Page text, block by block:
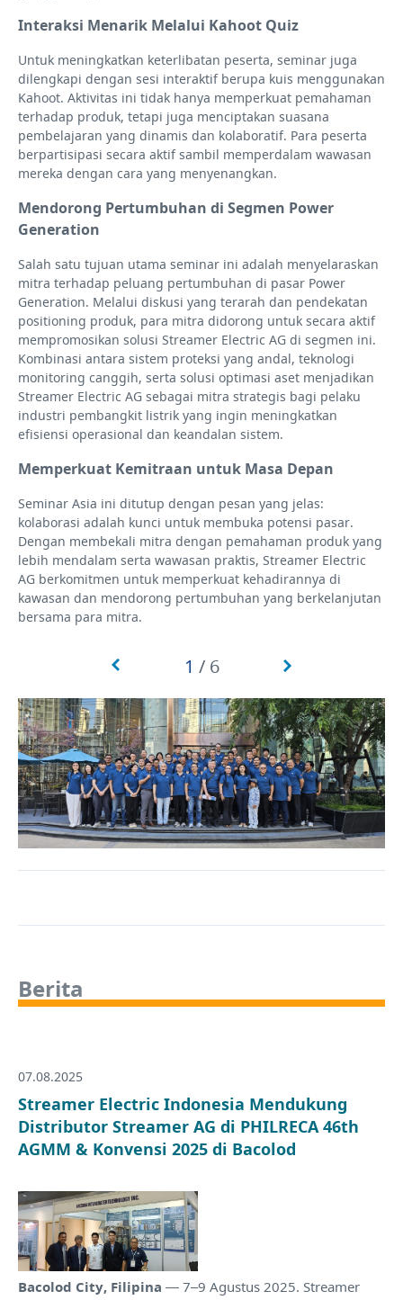
Interaksi Menarik Melalui Kahoot Quiz
Untuk meningkatkan keterlibatan peserta, seminar juga
dilengkapi dengan sesi interaktif berupa kuis menggunakan
Kahoot. Aktivitas ini tidak hanya memperkuat pemahaman
terhadap produk, tetapi juga menciptakan suasana
pembelajaran yang dinamis dan kolaboratif. Para peserta
berpartisipasi secara aktif sambil memperdalam wawasan
mereka dengan cara yang menyenangkan.
Mendorong Pertumbuhan di Segmen Power
Generation
Salah satu tujuan utama seminar ini adalah menyelaraskan
mitra terhadap peluang pertumbuhan di pasar Power
Generation. Melalui diskusi yang terarah dan pendekatan
positioning produk, para mitra didorong untuk secara aktif
mempromosikan solusi Streamer Electric AG di segmen ini.
Kombinasi antara sistem proteksi yang andal, teknologi
monitoring canggih, serta solusi optimasi aset menjadikan
Streamer Electric AG sebagai mitra strategis bagi pelaku
industri pembangkit listrik yang ingin meningkatkan
efisiensi operasional dan keandalan sistem.
Memperkuat Kemitraan untuk Masa Depan
Seminar Asia ini ditutup dengan pesan yang jelas:
kolaborasi adalah kunci untuk membuka potensi pasar.
Dengan membekali mitra dengan pemahaman produk yang
lebih mendalam serta wawasan praktis, Streamer Electric
AG berkomitmen untuk memperkuat kehadirannya di
kawasan dan mendorong pertumbuhan yang berkelanjutan
bersama para mitra.
1 / 6
Berita
07.08.2025
Streamer Electric Indonesia Mendukung
Distributor Streamer AG di PHILRECA 46th
AGMM & Konvensi 2025 di Bacolod
Bacolod City, Filipina — 7–9 Agustus 2025. Streamer